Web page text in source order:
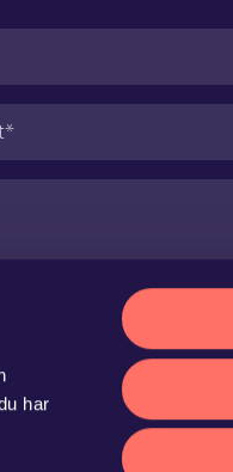
har